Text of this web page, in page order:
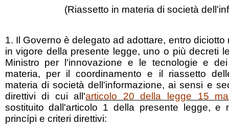
(Riassetto in materia di società
1. Il Governo è delegato ad adottare, entro
in vigore della presente legge, uno o più decreti
Ministro per l'innovazione e le tecnologie e
materia, per il coordinamento e il riassetto
materia di società dell'informazione, ai sensi e
direttivi di cui all'articolo 20 della legge 15
sostituito dall'articolo 1 della presente legge, e
princípi e criteri direttivi: